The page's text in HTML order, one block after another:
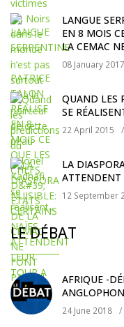
LANGUE
EN 8 MOIS
LA CEMAC
08 January 2017
QUAND LES
SE
22 April 2015 /
LA
ATTENDENT
12 September
LE DÉBAT
AFRIQUE -
24 June 2018 /